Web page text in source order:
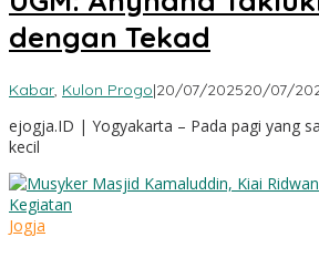
dengan Tekad
Kabar, Kulon Progo|20/07/202520/07/
ejogja.ID | Yogyakarta – Pada pagi yang
kecil
Jogja